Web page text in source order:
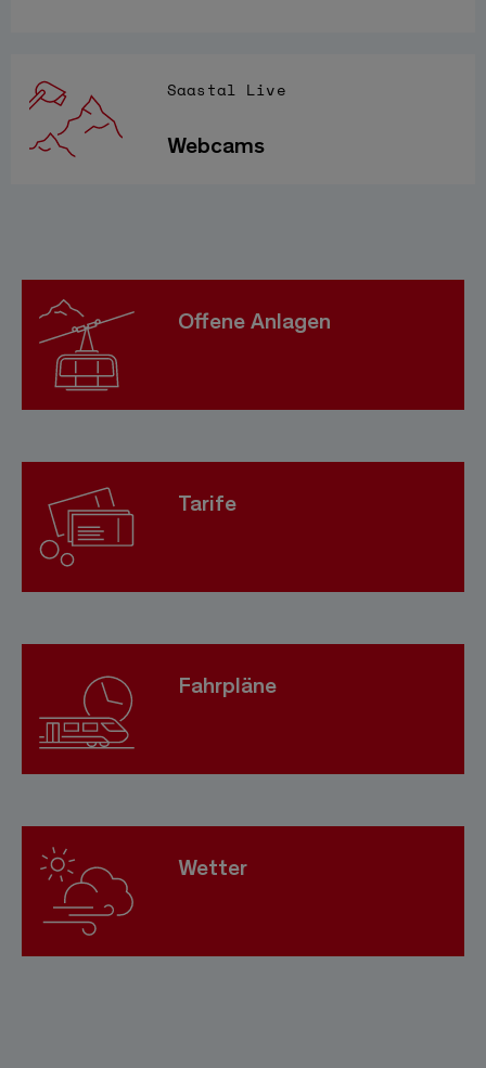
Saastal Live
Webcams
Offene Anlagen
Tarife
Fahrpläne
Wetter